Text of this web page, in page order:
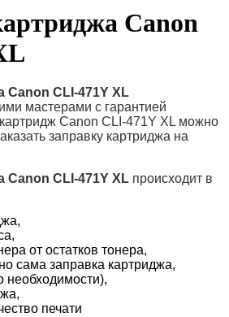
Canon
Canon CLI-471Y XL
мастерами с гарантией
Canon CLI-471Y XL можно
заправку картриджа на
Canon CLI-471Y XL происходит в
от остатков тонера,
сама заправка картриджа,
необходимости),
печати